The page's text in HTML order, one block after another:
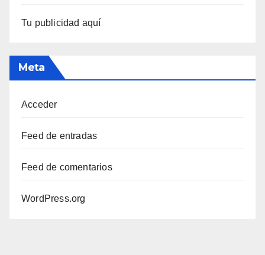
Tu publicidad aquí
Meta
Acceder
Feed de entradas
Feed de comentarios
WordPress.org